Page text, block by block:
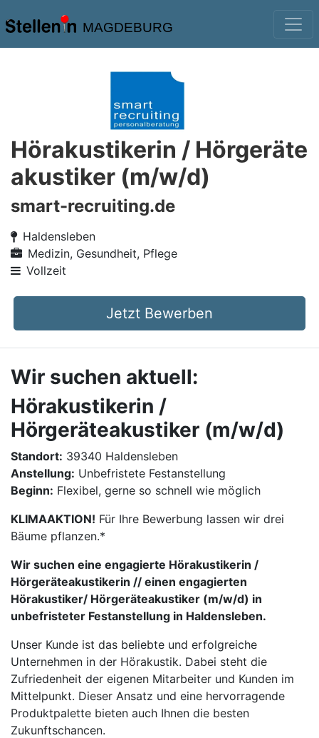
MAGDEBURG
Hörakustikerin / Hörgeräte
akustiker (m/w/d)
smart-recruiting.de
Haldensleben
Medizin, Gesundheit, Pflege
Vollzeit
Jetzt Bewerben
Wir suchen aktuell:
Hörakustikerin /
Hörgeräteakustiker (m/w/d)
Standort: 39340 Haldensleben
Anstellung: Unbefristete Festanstellung
Beginn: Flexibel, gerne so schnell wie möglich
KLIMAAKTION! Für Ihre Bewerbung lassen wir drei
Bäume pflanzen.*
Wir suchen eine engagierte Hörakustikerin /
Hörgeräteakustikerin // einen engagierten
Hörakustiker/ Hörgeräteakustiker (m/w/d) in
unbefristeter Festanstellung in Haldensleben.
Unser Kunde ist das beliebte und erfolgreiche
Unternehmen in der Hörakustik. Dabei steht die
Zufriedenheit der eigenen Mitarbeiter und Kunden im
Mittelpunkt. Dieser Ansatz und eine hervorragende
Produktpalette bieten auch Ihnen die besten
Zukunftschancen.